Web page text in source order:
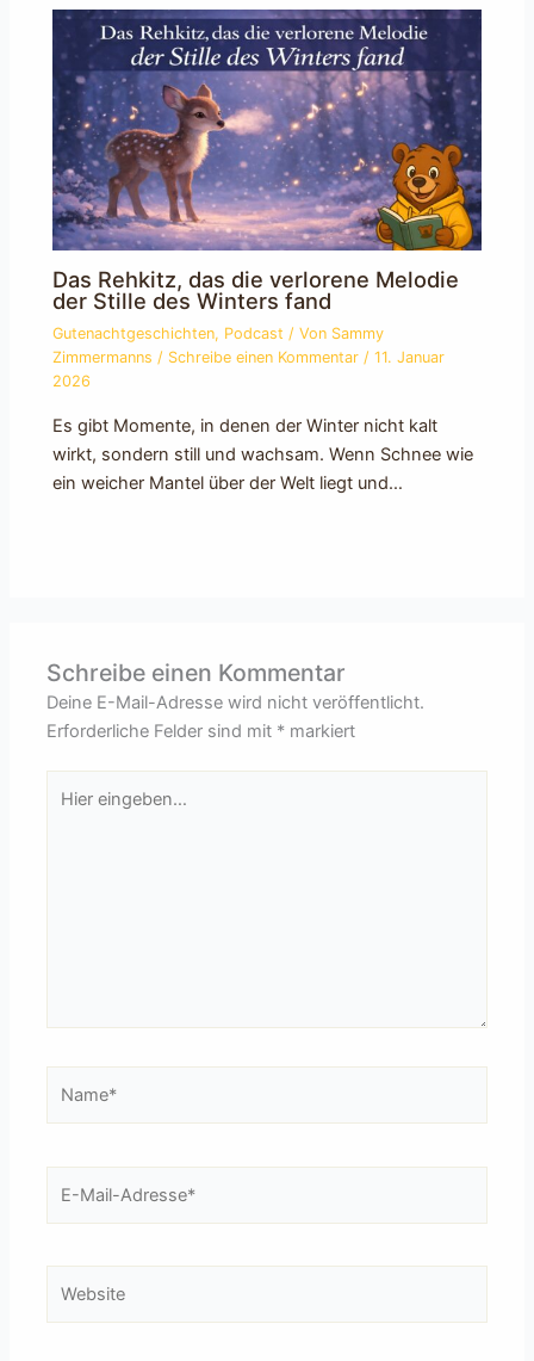
Das Rehkitz, das die verlorene Melodie
der Stille des Winters fand
Gutenachtgeschichten, Podcast / Von Sammy
Zimmermanns/ Schreibe einen Kommentar /11. Januar
2026
Es gibt Momente, in denen der Winter nicht kalt
wirkt, sondern still und wachsam. Wenn Schnee wie
ein weicher Mantel über der Welt liegt und…
Schreibe einen Kommentar
Deine E-Mail-Adresse wird nicht veröffentlicht.
Erforderliche Felder sind mit * markiert
eingeben…
Mail-